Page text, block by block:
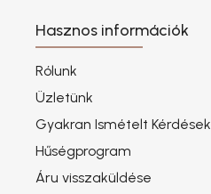
Hasznos információk
Rólunk
Üzletünk
Gyakran Ismételt Kérdések
Hűségprogram
Áru visszaküldése